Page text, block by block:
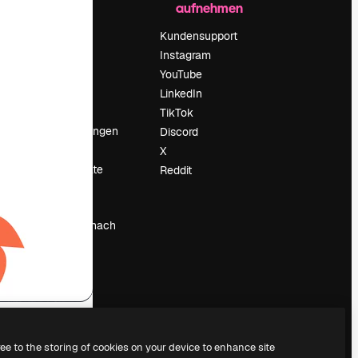
Veranstaltungen
Deine Inhalte
Suchst du nach
aufnehmen
Kundensupport
Instagram
YouTube
LinkedIn
TikTok
Discord
X
Reddit
to the storing of cookies on your device to enhance site